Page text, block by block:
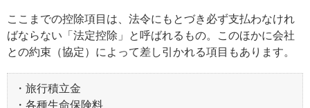
ここまでの控除項目は、法令にもとづき必ず支払わなけれ
ばならない「法定控除」と呼ばれるもの。このほかに会社
との約束（協定）によって差し引かれる項目もあります。
・旅行積立金
・各種生命保険料